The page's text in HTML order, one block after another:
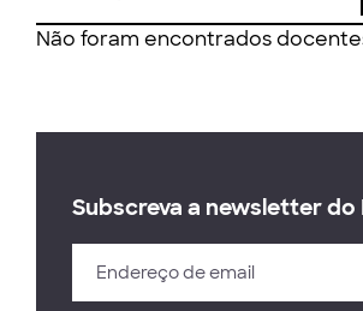
Não foram encontrados
Subscreva a newsletter do